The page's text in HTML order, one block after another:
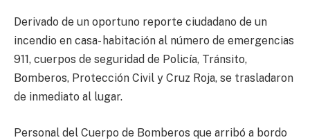
Derivado de un oportuno reporte ciudadano de un
incendio en casa- habitación al número de emergencias
911, cuerpos de seguridad de Policía, Tránsito,
Bomberos, Protección Civil y Cruz Roja, se trasladaron
de inmediato al lugar.
Personal del Cuerpo de Bomberos que arribó a bordo